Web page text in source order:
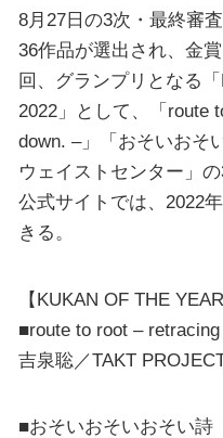
8月27日の3次・最終審
36作品が選出され、金
回、グランプリとなる
2022」として、「route
down. –」「おそいおそ
ウェイストセンター」
公式サイトでは、2022
きる。
【KUKAN OF THE
■route to root –
吉泉聡／TAKT
■おそいおそいおそい詩